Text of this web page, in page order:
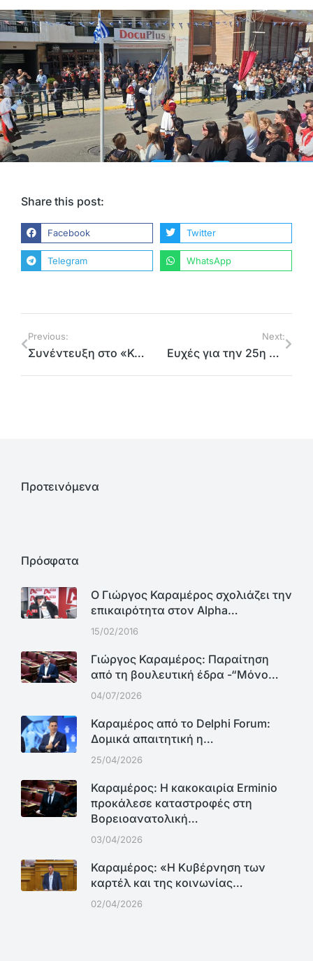
Share this post:
Facebook Twitter
Telegram WhatsApp
Previous:
Συνέντευξη στο «Κόκκινο 105.5»
Next:
Ευχές για την 25η Μαρτίου
Προτεινόμενα
Πρόσφατα
Ο Γιώργος Καραμέρος σχολιάζει την
επικαιρότητα στον Alpha…
15/02/2016
Γιώργος Καραμέρος: Παραίτηση
από τη βουλευτική έδρα -“Μόνο…
04/07/2026
Καραμέρος από το Delphi Forum:
Δομικά απαιτητική η…
25/04/2026
Καραμέρος: Η κακοκαιρία Erminio
προκάλεσε καταστροφές στη
Βορειοανατολική…
03/04/2026
Καραμέρος: «Η Κυβέρνηση των
καρτέλ και της κοινωνίας…
02/04/2026